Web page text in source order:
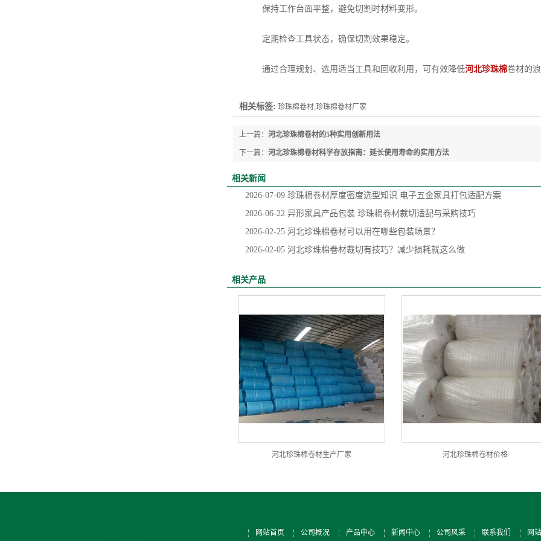
保持工作台面平整，避免切割时材料变形。
定期检查工具状态，确保切割效果稳定。
通过合理规划、选用适当工具和回收利用，可有效降低河北珍珠棉卷材的
相关标签: 珍珠棉卷材,珍珠棉卷材厂家
上一篇： 河北珍珠棉卷材的5种实用创新用法
下一篇： 河北珍珠棉卷材科学存放指南：延长使用寿命的实用方法
相关新闻
2026-07-09 珍珠棉卷材厚度密度选型知识 电子五金家具打包适配方案
2026-06-22 异形家具产品包装 珍珠棉卷材裁切适配与采购技巧
2026-02-25 河北珍珠棉卷材可以用在哪些包装场景？
2026-02-05 河北珍珠棉卷材裁切有技巧？减少损耗就这么做
相关产品
河北珍珠棉卷材生产厂家 河北珍珠棉卷材价格
网站首页 公司概况 产品中心 新闻中心 公司风采 联系我们 网